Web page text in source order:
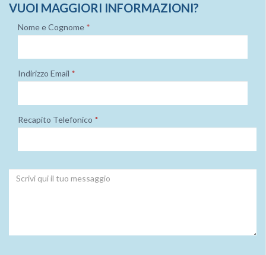
VUOI MAGGIORI INFORMAZIONI?
Nome e Cognome *
Indirizzo Email *
Recapito Telefonico *